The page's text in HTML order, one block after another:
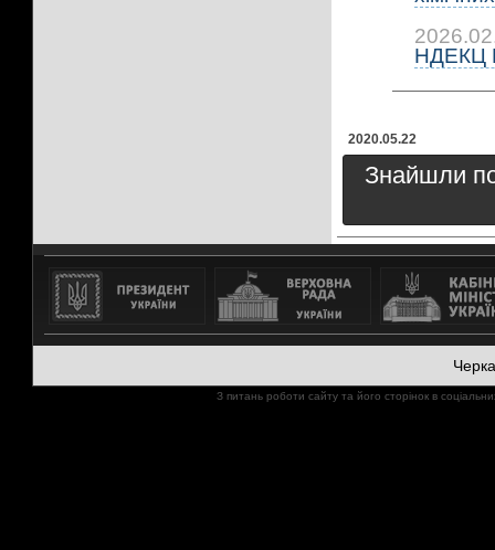
НДЕКЦ
2020.05.22
Знайшли
З питань роботи сайту та його сторінок в